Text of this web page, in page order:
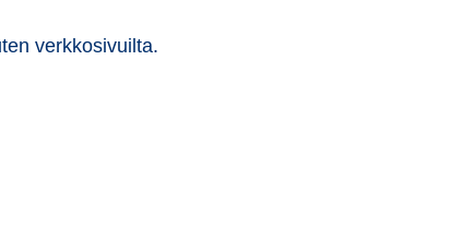
verkkosivuilta.